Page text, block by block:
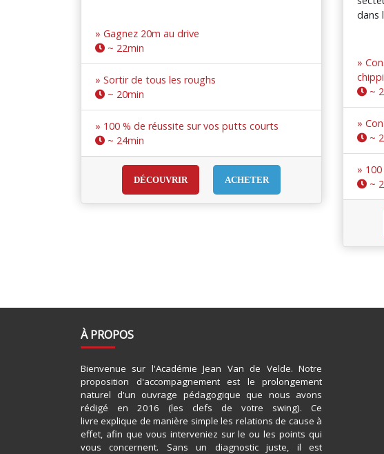
» Gagnez 20m au drive
~ 22min
» Sortir de tous les roughs
~ 20min
» 100 % de réussite sur vos putts courts
~ 24min
DÉCOUVRIR ACHETER
dans
»
~
»
~
»
~
À PROPOS
Bienvenue sur l'Académie Jean Van de Velde. Notre
proposition d'accompagnement est le prolongement
naturel d'un ouvrage pédagogique que nous avons
rédigé en 2016 (les clefs de votre swing). Ce
livre explique de manière simple les relations de cause à
effet, afin que vous interveniez sur le ou les points qui
vous concernent. Sans un diagnostic juste, il est